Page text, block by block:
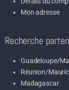
Mon adresse
Recherche
Guadeloupe/
Réunion/
Madagascar